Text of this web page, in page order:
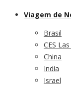
Viagem de
Brasil
CES
China
India
Israel